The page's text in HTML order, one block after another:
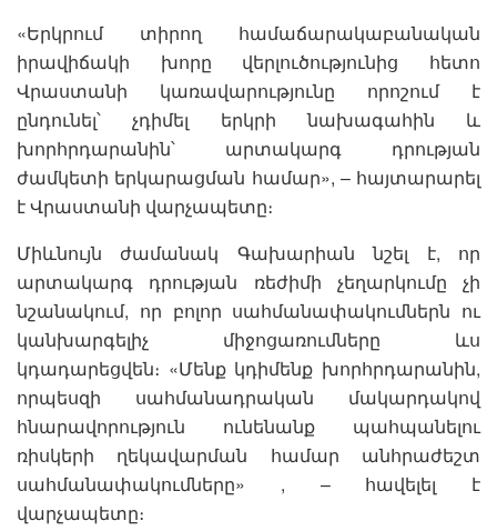
«Երկրում տիրող համաճարակաբանական
իրավիճակի խորը վերլուծությունից հետո
Վրաստանի կառավարությունը որոշում է
ընդունել՝ չդիմել երկրի նախագահին և
խորհրդարանին՝ արտակարգ դրության
ժամկետի երկարացման համար», – հայտարարել
է Վրաստանի վարչապետը։
Միևնույն ժամանակ Գախարիան նշել է, որ
արտակարգ դրության ռեժիմի չեղարկումը չի
նշանակում, որ բոլոր սահմանափակումներն ու
կանխարգելիչ միջոցառումները ևս
կդադարեցվեն։ «Մենք կդիմենք խորհրդարանին,
որպեսզի սահմանադրական մակարդակով
հնարավորություն ունենանք պահպանելու
ռիսկերի ղեկավարման համար անհրաժեշտ
սահմանափակումները» , – հավելել է
վարչապետը։